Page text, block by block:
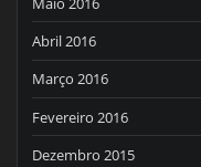
Abril 2016
Março 2016
Fevereiro 2016
Dezembro 2015